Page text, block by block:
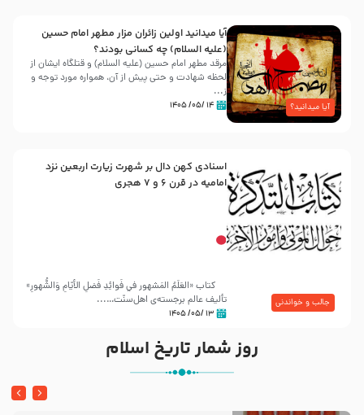
آیا میدانید؟
آیا میدانید اولین زائران مزار مطهر امام حسین
(علیه السلام) چه کسانی بودند؟
مرقد مطهر امام حسین (علیه السلام) و قتلگاه ایشان از
لحظه شهادت و حتی پیش از آن، همواره مورد توجه و
ز...
۱۴ /۰۵/ ۱۴۰۵
جالب و خواندنی
اسنادی کهن دال بر شهرت زیارت اربعین نزد
امامیه در قرن ۶ و ۷ هجری
کتاب «العَلَمُ المَشهور في فَوائِدِ فَضلِ الأيّامِ وَالشُّهورِ»
تألیف عالم برجسته‌ی اهل‌سنّت…...
۱۳ /۰۵/ ۱۴۰۵
روز شمار تاریخ اسلام